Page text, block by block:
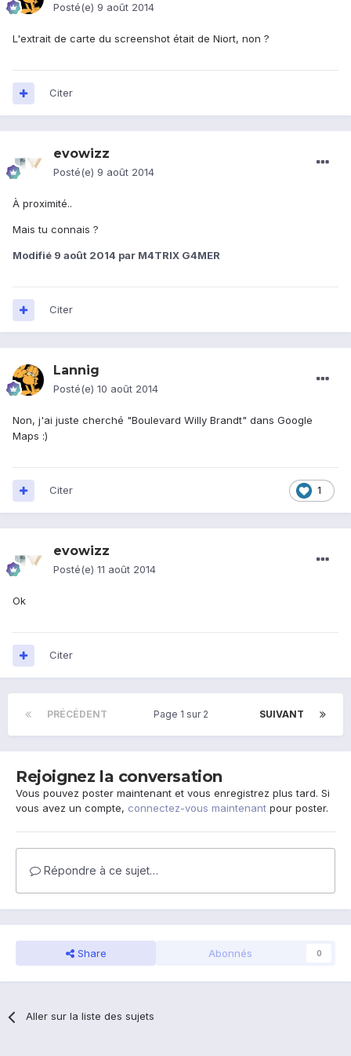
Posté(e) 9 août 2014
L'extrait de carte du screenshot était de Niort, non ?
Citer
evowizz
Posté(e) 9 août 2014
À proximité..
Mais tu connais ?
Modifié 9 août 2014 par M4TRIX G4MER
Citer
Lannig
Posté(e) 10 août 2014
Non, j'ai juste cherché "Boulevard Willy Brandt" dans Google
Maps :)
1
Citer
evowizz
Posté(e) 11 août 2014
Ok
Citer
PRÉCÉDENT SUIVANT
Page 1 sur 2
Rejoignez la conversation
Vous pouvez poster maintenant et vous enregistrez plus tard. Si
vous avez un compte, connectez-vous maintenant pour poster.
Répondre à ce sujet…
Share Abonnés 0
Aller sur la liste des sujets